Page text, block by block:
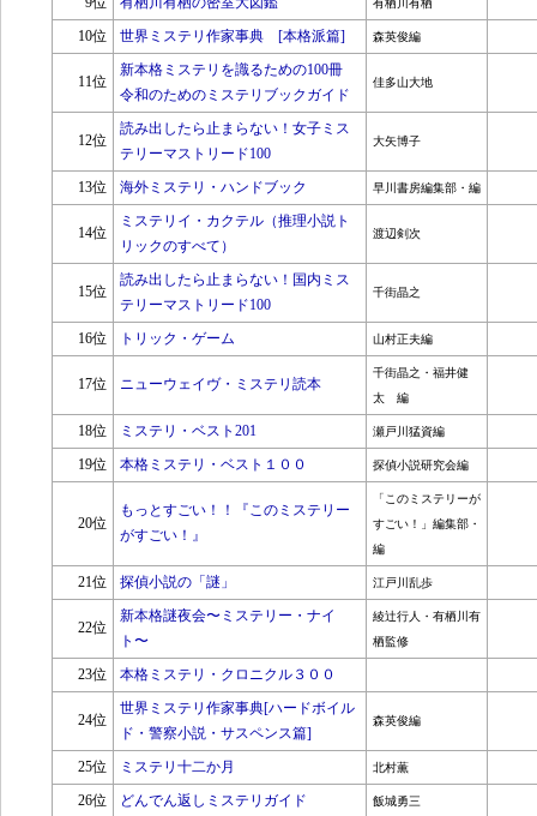
有栖川有栖
10位 世界ミステリ作家事典 [本格派篇] 森英俊編
11位
新本格ミステリを識るための100冊
令和のためのミステリブックガイド
佳多山大地
12位
読み出したら止まらない！女子ミス
テリーマストリード100
大矢博子
13位 海外ミステリ・ハンドブック 早川書房編集部・編
14位
ミステリイ・カクテル（推理小説ト
リックのすべて）
渡辺剣次
15位
読み出したら止まらない！国内ミス
テリーマストリード100
千街晶之
16位 トリック・ゲーム 山村正夫編
17位 ニューウェイヴ・ミステリ読本
千街晶之・福井健
太 編
18位 ミステリ・ベスト201 瀬戸川猛資編
19位 本格ミステリ・ベスト１００ 探偵小説研究会編
20位
もっとすごい！！『このミステリー
がすごい！』
「このミステリーが
すごい！」編集部・
編
21位 探偵小説の「謎」 江戸川乱歩
22位
新本格謎夜会〜ミステリー・ナイ
ト〜
綾辻行人・有栖川有
栖監修
23位 本格ミステリ・クロニクル３００
24位
世界ミステリ作家事典[ハードボイル
ド・警察小説・サスペンス篇]
森英俊編
25位 ミステリ十二か月 北村薫
26位 どんでん返しミステリガイド 飯城勇三